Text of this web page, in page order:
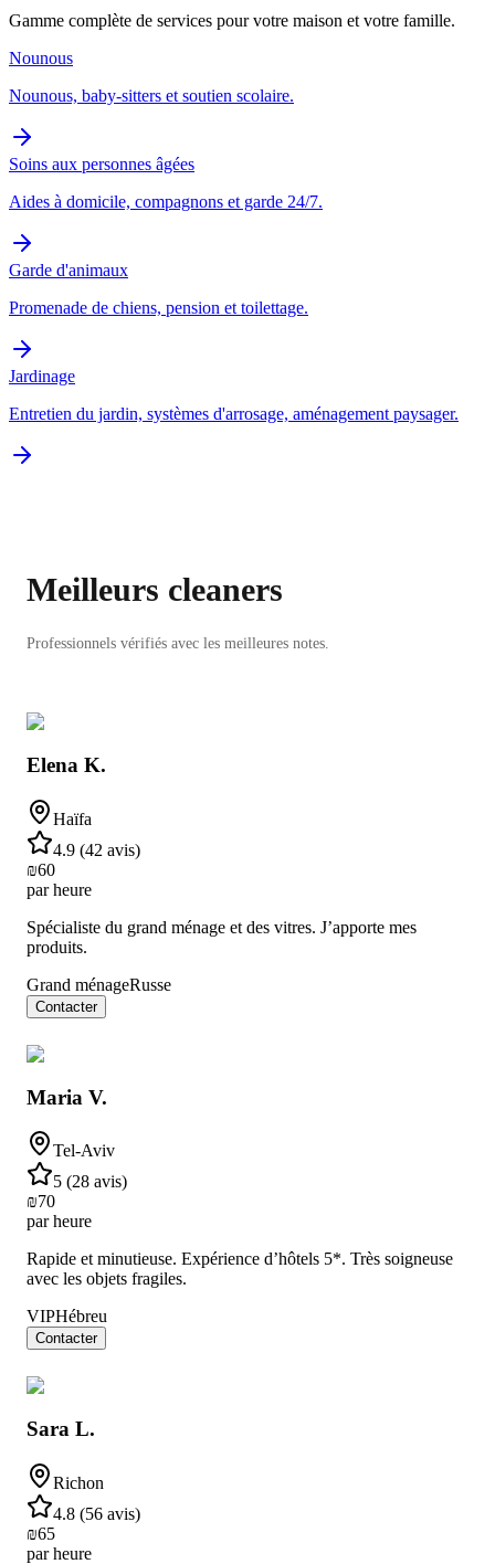
Gamme complète de services pour votre maison et votre famille.
Nounous
Nounous, baby-sitters et soutien scolaire.
Soins aux personnes âgées
Aides à domicile, compagnons et garde 24/7.
Garde d'animaux
Promenade de chiens, pension et toilettage.
Jardinage
Entretien du jardin, systèmes d'arrosage, aménagement paysager.
Meilleurs cleaners
Professionnels vérifiés avec les meilleures notes.
Elena K.
Haïfa
4.9 (42 avis)
₪60
par heure
Spécialiste du grand ménage et des vitres. J’apporte mes
produits.
Grand ménageRusse
Contacter
Maria V.
Tel-Aviv
5 (28 avis)
₪70
par heure
Rapide et minutieuse. Expérience d’hôtels 5*. Très soigneuse
avec les objets fragiles.
VIPHébreu
Contacter
Sara L.
Richon
4.8 (56 avis)
₪65
par heure